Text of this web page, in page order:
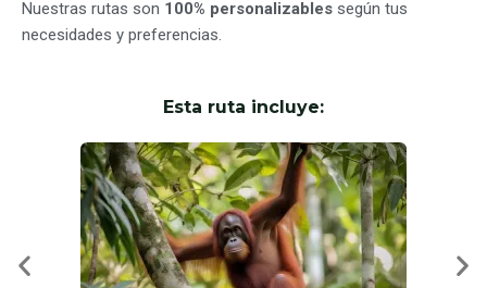
Nuestras rutas son 100% personalizables según tus
necesidades y preferencias.
Esta ruta incluye: